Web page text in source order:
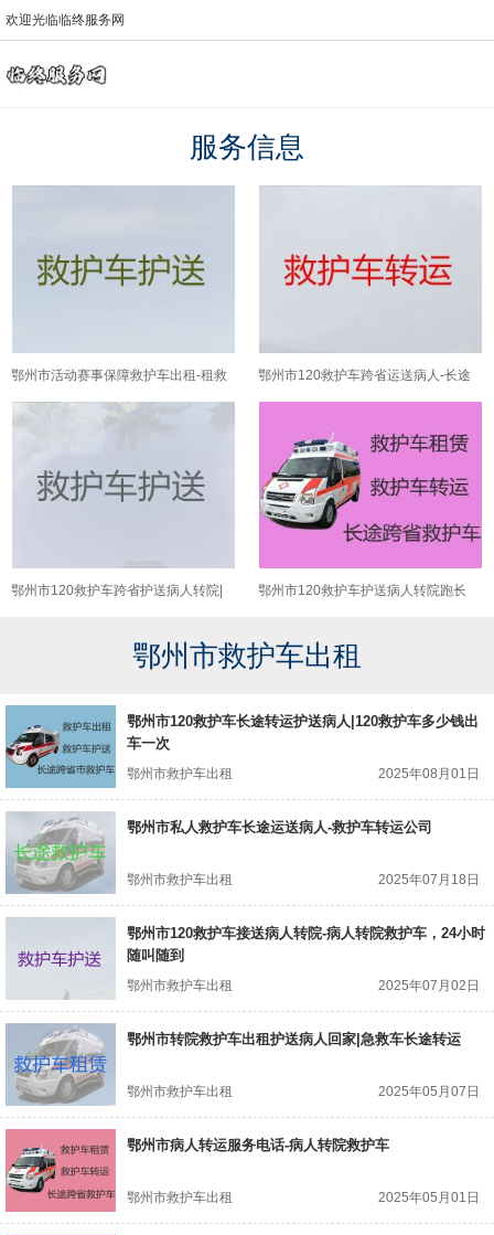
欢迎光临临终服务网
服务信息
鄂州市活动赛事保障救护车出租-租救
护车护送病人转院
鄂州市120救护车跨省运送病人-长途
医疗护送车，全国各地都有车
鄂州市120救护车跨省护送病人转院|
鄂州市120救护车护送病人转院跑长
鄂州市救护车出租
鄂州市120救护车长途转运护送病人|120救护车多少钱出
车一次
鄂州市救护车出租 2025年08月01日
鄂州市私人救护车长途运送病人-救护车转运公司
鄂州市救护车出租 2025年07月18日
鄂州市120救护车接送病人转院-病人转院救护车，24小时
随叫随到
鄂州市救护车出租 2025年07月02日
鄂州市转院救护车出租护送病人回家|急救车长途转运
鄂州市救护车出租 2025年05月07日
鄂州市病人转运服务电话-病人转院救护车
鄂州市救护车出租 2025年05月01日